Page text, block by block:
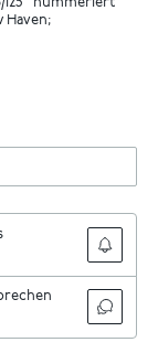
125" nummeriert
Haven;